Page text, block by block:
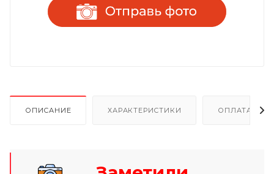
ОПИСАНИЕ ХАРАКТЕРИСТИКИ ОПЛАТА И